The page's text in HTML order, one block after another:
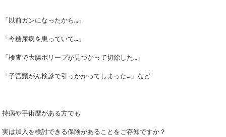
「以前ガンになったから…」
「今糖尿病を患っていて…」
「検査で大腸ポリープが見つかって切除した…」
「子宮頸がん検診で引っかかってしまった…」など
持病や手術歴がある方でも
実は加入を検討できる保険があることをご存知ですか？